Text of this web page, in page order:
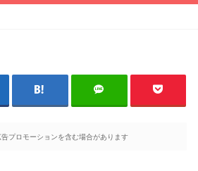
プロモーションを含む場合があります